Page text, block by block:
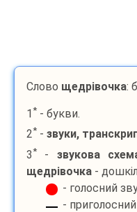
Слово щедрівочка:
1 * - букви.
2* - звуки,
3* - звукова
щедрівочка -
- голосний
-